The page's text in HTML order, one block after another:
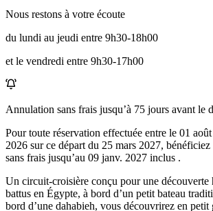
Nous restons à votre écoute
du lundi au jeudi entre 9h30-18h00
et le vendredi entre 9h30-17h00
Annulation sans frais jusqu’à 75 jours avant le
Pour toute réservation effectuée entre le 01
2026 sur ce départ du 25 mars 2027, bénéficiez
sans frais jusqu’au 09 janv. 2027 inclus .
Un circuit-croisière conçu pour une découverte
battus en Égypte, à bord d’un petit bateau
bord d’une dahabieh, vous découvrirez en petit